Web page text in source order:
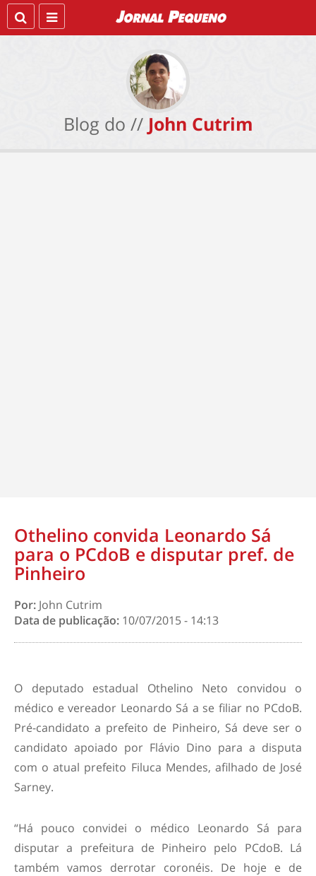
Blog do // John Cutrim
Othelino convida Leonardo Sá
para o PCdoB e disputar pref. de
Pinheiro
Por: John Cutrim
Data de publicação: 10/07/2015 - 14:13
O deputado estadual Othelino Neto convidou o
médico e vereador Leonardo Sá a se filiar no PCdoB.
Pré-candidato a prefeito de Pinheiro, Sá deve ser o
candidato apoiado por Flávio Dino para a disputa
com o atual prefeito Filuca Mendes, afilhado de José
Sarney.
“Há pouco convidei o médico Leonardo Sá para
disputar a prefeitura de Pinheiro pelo PCdoB. Lá
também vamos derrotar coronéis. De hoje e de